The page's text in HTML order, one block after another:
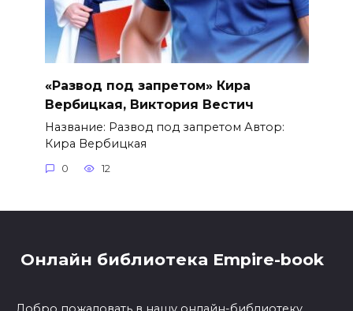
«Развод под запретом» Кира
Вербицкая, Виктория Вестич
Название: Развод под запретом Автор:
Кира Вербицкая
0 12
Онлайн библиотека Empire-book